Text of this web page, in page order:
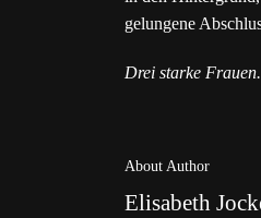
gelungene
Drei starke Frauen.
About Author
Elisabeth